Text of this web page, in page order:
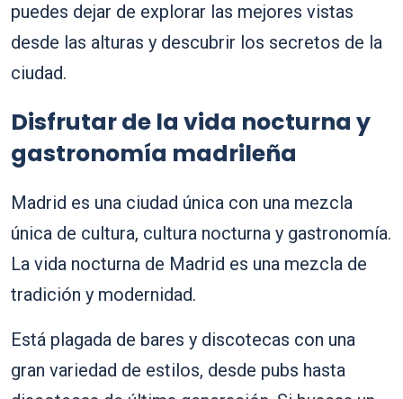
puedes dejar de explorar las mejores vistas
desde las alturas y descubrir los secretos de la
ciudad.
Disfrutar de la vida nocturna y
gastronomía madrileña
Madrid es una ciudad única con una mezcla
única de cultura, cultura nocturna y gastronomía.
La vida nocturna de Madrid es una mezcla de
tradición y modernidad.
Está plagada de bares y discotecas con una
gran variedad de estilos, desde pubs hasta